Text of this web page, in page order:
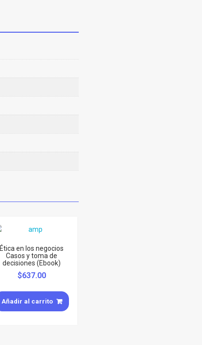
Ética en los negocios
Casos y toma de
decisiones (Ebook)
$637.00
Añadir al carrito